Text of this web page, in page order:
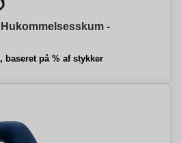
-
baseret på % af stykker